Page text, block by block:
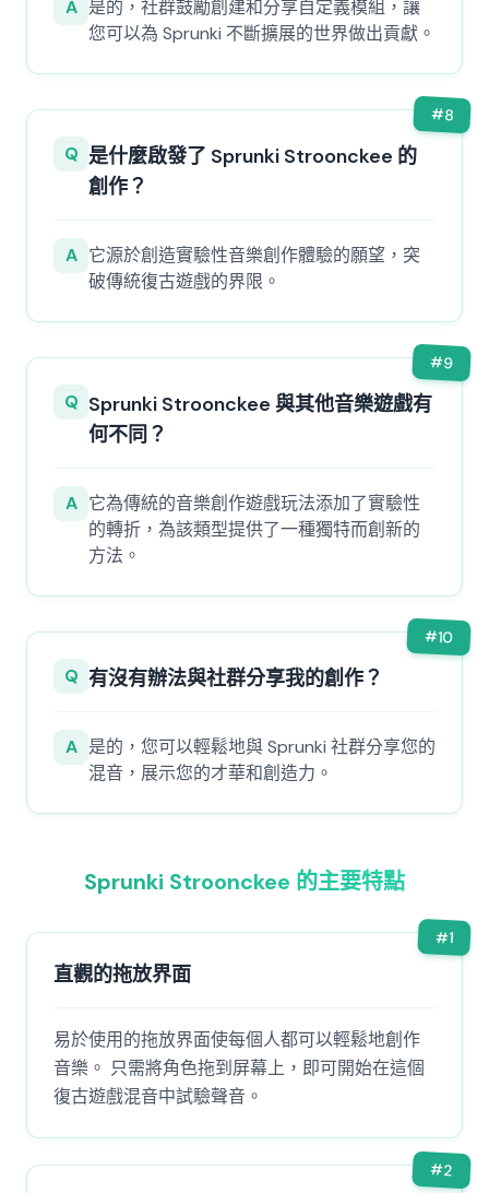
A 是的，社群鼓勵創建和分享自定義模組，讓
您可以為 Sprunki 不斷擴展的世界做出貢獻。
#8
Q 是什麼啟發了 Sprunki Stroonckee 的
創作？
A 它源於創造實驗性音樂創作體驗的願望，突
破傳統復古遊戲的界限。
#9
Q Sprunki Stroonckee 與其他音樂遊戲有
何不同？
A 它為傳統的音樂創作遊戲玩法添加了實驗性
的轉折，為該類型提供了一種獨特而創新的
方法。
#10
Q 有沒有辦法與社群分享我的創作？
A 是的，您可以輕鬆地與 Sprunki 社群分享您的
混音，展示您的才華和創造力。
Sprunki Stroonckee 的主要特點
#1
直觀的拖放界面
易於使用的拖放界面使每個人都可以輕鬆地創作
音樂。 只需將角色拖到屏幕上，即可開始在這個
復古遊戲混音中試驗聲音。
#2